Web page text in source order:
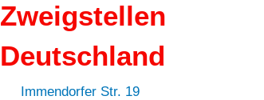
Zweigstellen
Deutschland
Immendorfer Str. 19